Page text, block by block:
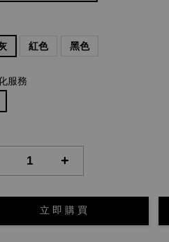
紅色 黑色
服務
+
立 即 購 買